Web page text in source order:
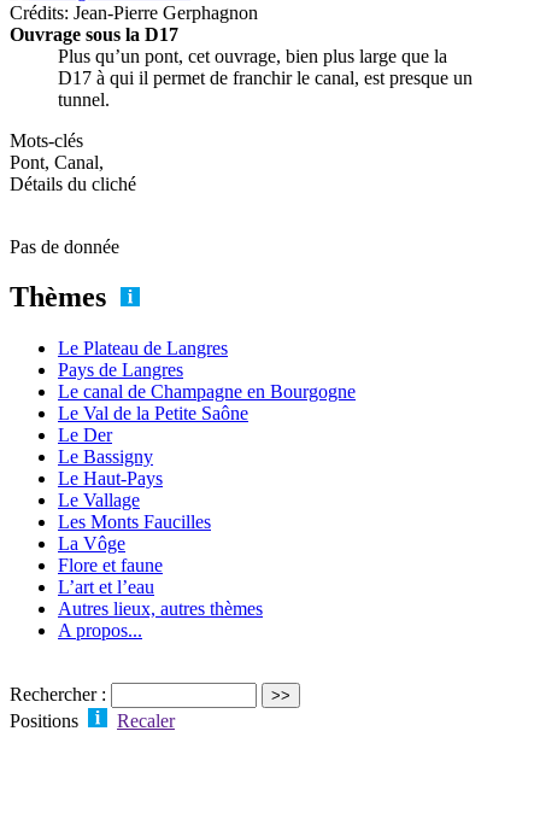
Crédits: Jean-Pierre Gerphagnon
Ouvrage sous la D17
Plus qu’un pont, cet ouvrage, bien plus large que la
D17 à qui il permet de franchir le canal, est presque un
tunnel.
Mots-clés
Pont, Canal,
Détails du cliché
Pas de donnée
Thèmes
Le Plateau de Langres
Pays de Langres
Le canal de Champagne en Bourgogne
Le Val de la Petite Saône
Le Der
Le Bassigny
Le Haut-Pays
Le Vallage
Les Monts Faucilles
La Vôge
Flore et faune
L’art et l’eau
Autres lieux, autres thèmes
A propos...
Rechercher :
Positions
Recaler